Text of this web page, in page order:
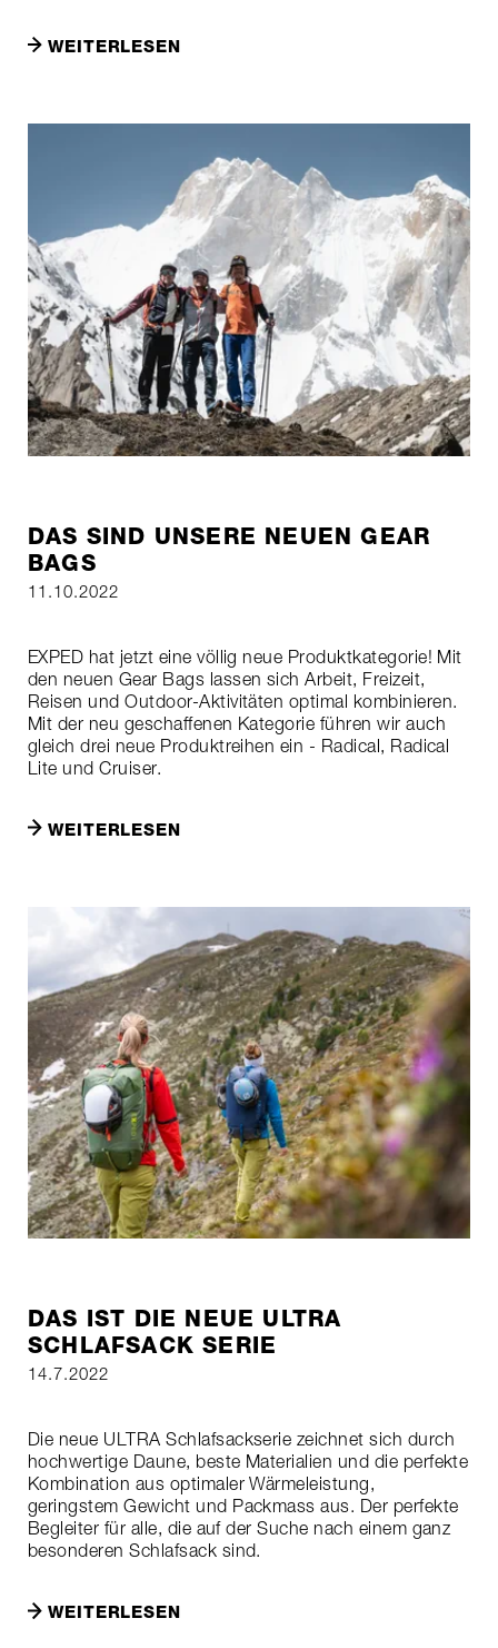
WEITERLESEN
DAS SIND UNSERE NEUEN GEAR
BAGS
11.10.2022
EXPED hat jetzt eine völlig neue Produktkategorie! Mit
den neuen Gear Bags lassen sich Arbeit, Freizeit,
Reisen und Outdoor-Aktivitäten optimal kombinieren.
Mit der neu geschaffenen Kategorie führen wir auch
gleich drei neue Produktreihen ein - Radical, Radical
Lite und Cruiser.
WEITERLESEN
DAS IST DIE NEUE ULTRA
SCHLAFSACK SERIE
14.7.2022
Die neue ULTRA Schlafsackserie zeichnet sich durch
hochwertige Daune, beste Materialien und die perfekte
Kombination aus optimaler Wärmeleistung,
geringstem Gewicht und Packmass aus. Der perfekte
Begleiter für alle, die auf der Suche nach einem ganz
besonderen Schlafsack sind.
WEITERLESEN